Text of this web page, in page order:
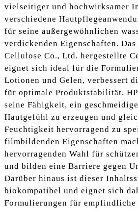
vielseitiger und hochwirksamer
verschiedene
für seine außergewöhnlichen
verdickenden Eigenschaften.
Cellulose Co., Ltd. hergestellte
eignet sich ideal für die
Lotionen und Gelen, verbessert
für optimale Produktstabilität.
seine Fähigkeit, ein
Hautgefühl zu erzeugen und
Feuchtigkeit hervorragend zu
filmbildenden Eigenschaften
hervorragenden Wahl für
und bilden eine Barriere gegen
Darüber hinaus ist dieser
biokompatibel und eignet sich
Formulierungen für empfindliche